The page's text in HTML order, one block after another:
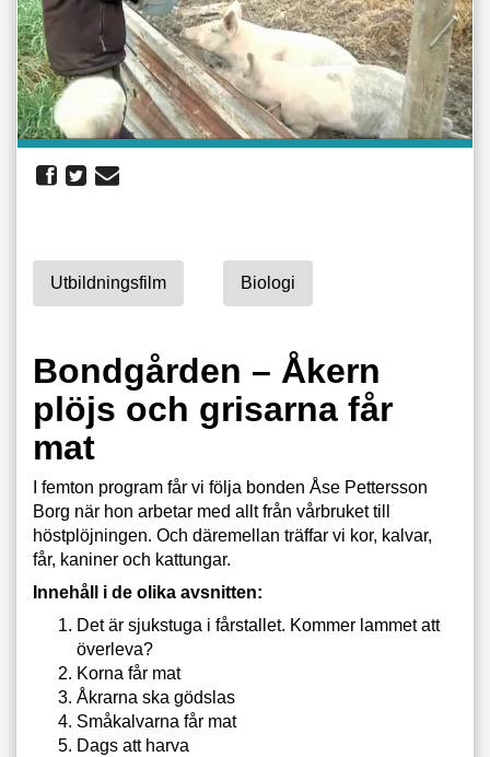
Utbildningsfilm Biologi
Bondgården – Åkern
plöjs och grisarna får
mat
I femton program får vi följa bonden Åse Pettersson
Borg när hon arbetar med allt från vårbruket till
höstplöjningen. Och däremellan träffar vi kor, kalvar,
får, kaniner och kattungar.
Innehåll i de olika avsnitten:
Det är sjukstuga i fårstallet. Kommer lammet att
överleva?
Korna får mat
Åkrarna ska gödslas
Småkalvarna får mat
Dags att harva